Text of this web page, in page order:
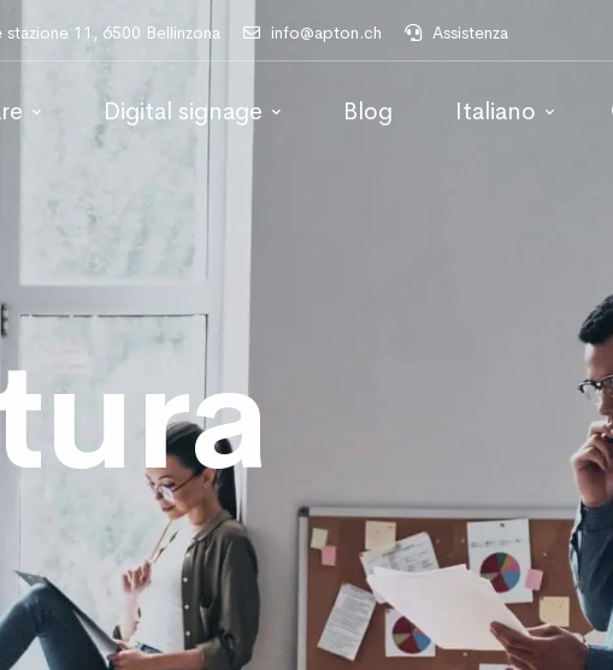
stazione 11, 6500 Bellinzona info@apton.ch Assistenza
Digital signage Blog Italiano